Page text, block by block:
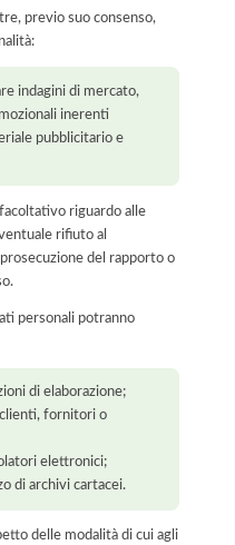
previo suo consenso,
indagini di mercato,
inerenti
pubblicitario e
riguardo alle
rifiuto al
del rapporto o
personali potranno
di elaborazione;
fornitori o
elettronici;
di archivi cartacei.
delle modalità di cui agli